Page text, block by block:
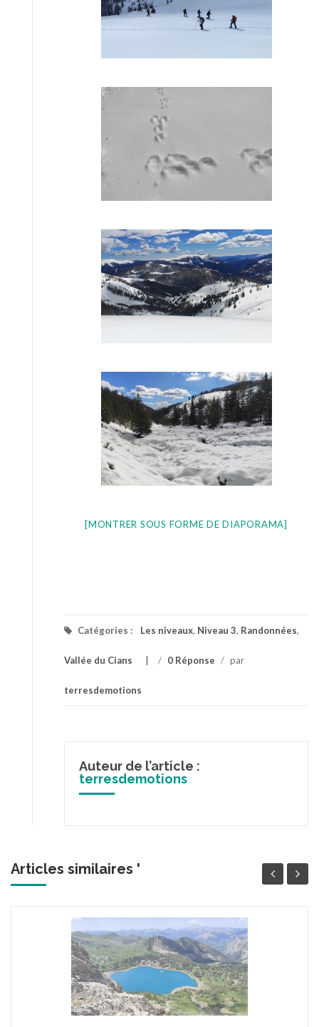
[MONTRER SOUS FORME DE DIAPORAMA]
Catégories : Les niveaux, Niveau 3, Randonnées,
Vallée du Cians / 0 Réponse / par
terresdemotions
Auteur de l’article :
terresdemotions
Articles similaires '